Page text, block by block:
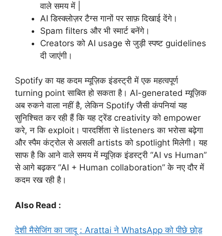
वाले समय में |
AI डिस्क्लोज़र टैग्स गानों पर साफ़ दिखाई देंगे।
Spam filters और भी स्मार्ट बनेंगे।
Creators को AI usage से जुड़ी स्पष्ट guidelines
दी जाएंगी।
Spotify का यह कदम म्यूज़िक इंडस्ट्री में एक महत्वपूर्ण
turning point साबित हो सकता है। AI-generated म्यूज़िक
अब रुकने वाला नहीं है, लेकिन Spotify जैसी कंपनियां यह
सुनिश्चित कर रही हैं कि यह ट्रेंड creativity को empower
करे, न कि exploit। पारदर्शिता से listeners का भरोसा बढ़ेगा
और स्पैम कंट्रोल से असली artists को spotlight मिलेगी। यह
साफ है कि आने वाले समय में म्यूज़िक इंडस्ट्री “AI vs Human”
से आगे बढ़कर “AI + Human collaboration” के नए दौर में
कदम रख रही है।
Also Read :
देशी मैसेजिंग का जादू : Arattai ने WhatsApp को पीछे छोड़